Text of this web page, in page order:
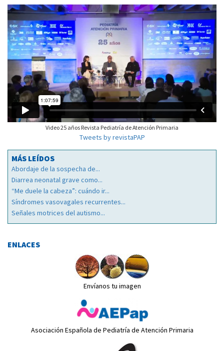
Video 25 años Revista Pediatría de Atención Primaria
Tweets by revistaPAP
MÁS LEÍDOS
Abordaje de la sospecha de...
Diarrea neonatal grave como...
“Me duele la cabeza”: cuándo ir...
Síndromes vasovagales recurrentes...
Señales motrices del autismo...
ENLACES
Envíanos tu imagen
Asociación Española de Pediatría de Atención Primaria